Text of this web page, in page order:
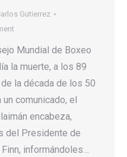
Gutierrez
Mundial de Boxeo
la muerte, a los 89
la década de los 50
comunicado, el
encabeza,
del Presidente de
informándoles…